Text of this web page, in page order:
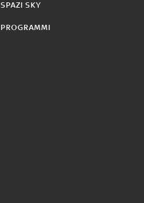
SPAZI SKY
PROGRAMMI